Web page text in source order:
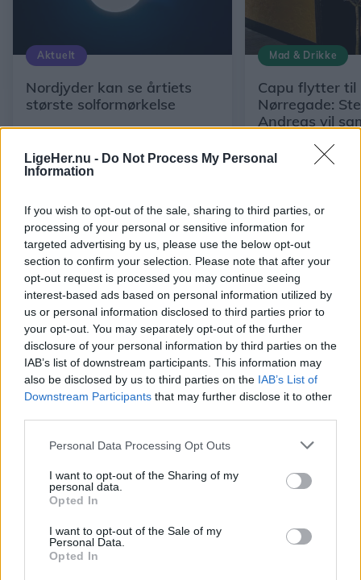
LigeHer.nu - Do Not Process My Personal
Information
If you wish to opt-out of the sale, sharing to third parties, or
processing of your personal or sensitive information for
targeted advertising by us, please use the below opt-out
section to confirm your selection. Please note that after your
opt-out request is processed you may continue seeing
interest-based ads based on personal information utilized by
us or personal information disclosed to third parties prior to
your opt-out. You may separately opt-out of the further
disclosure of your personal information by third parties on the
IAB’s list of downstream participants. This information may
also be disclosed by us to third parties on the IAB’s List of
Downstream Participants that may further disclose it to other
Personal Data Processing Opt Outs
I want to opt-out of the Sharing of my
personal data.
Opted In
I want to opt-out of the Sale of my
Personal Data.
Opted In
Aktuelt
Nordjyder kan se årtiets
største solformørkelse
Mad & Drikke
Capu flytter til
Nørregade:
Andreas vil
råvarer under
Fra Hellerup til Hirtshals: Søfartslæge
har fundet sin plads på havnen
Hans Ravn